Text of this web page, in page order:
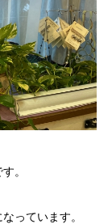
。
っています。